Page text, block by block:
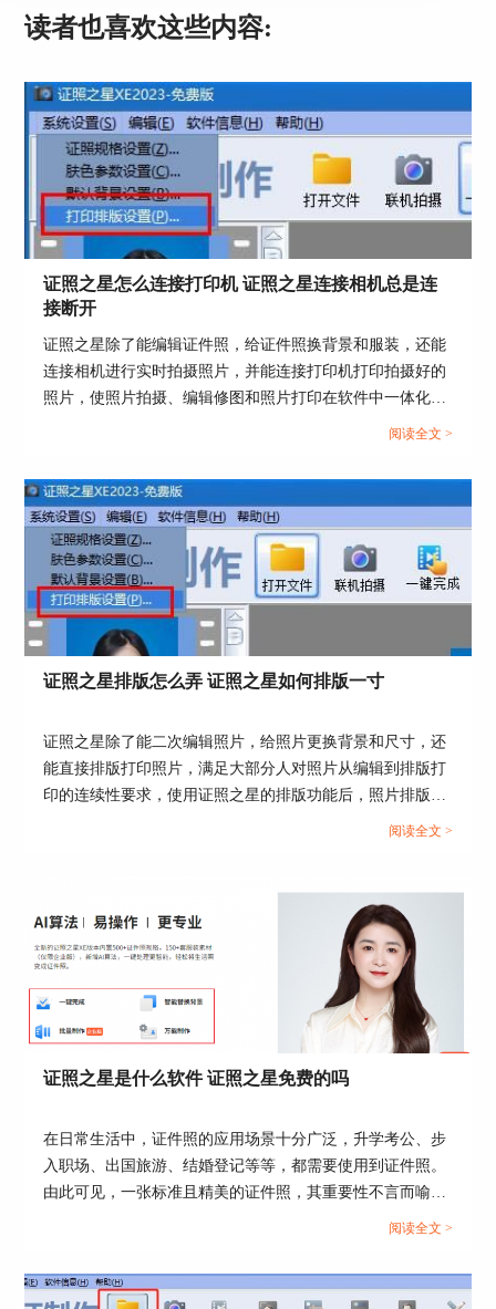
读者也喜欢这些内容:
证照之星怎么连接打印机 证照之星连接相机总是连
接断开
证照之星除了能编辑证件照，给证件照换背景和服装，还能
连接相机进行实时拍摄照片，并能连接打印机打印拍摄好的
照片，使照片拍摄、编辑修图和照片打印在软件中一体化操
作。那么证件照如何在证照之星中拍摄和打印呢？这篇文章
是连接断开。...
阅读全文 >
证照之星排版怎么弄 证照之星如何排版一寸
证照之星除了能二次编辑照片，给照片更换背景和尺寸，还
能直接排版打印照片，满足大部分人对照片从编辑到排版打
印的连续性要求，使用证照之星的排版功能后，照片排版就
无需再求助打印店操作了。这篇文章就告诉大家证照之星排
阅读全文 >
证照之星是什么软件 证照之星免费的吗
在日常生活中，证件照的应用场景十分广泛，升学考公、步
入职场、出国旅游、结婚登记等等，都需要使用到证件照。
由此可见，一张标准且精美的证件照，其重要性不言而喻。
今天这篇文章就以“证照之星是什么软件，证照之星免费的
阅读全文 >